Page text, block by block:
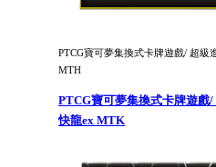
PTCG寶可夢集換式卡牌遊戲/ 超級
MTH
PTCG寶可夢集換式卡牌遊戲
快龍ex MTK